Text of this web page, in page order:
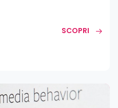
SCOPRI